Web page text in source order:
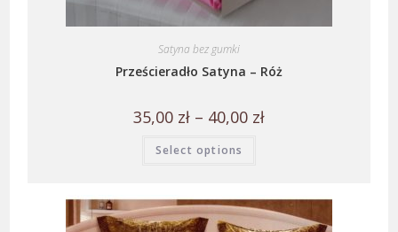
Satyna bez gumki
Prześcieradło Satyna – Róż
35,00 zł – 40,00 zł
Select options